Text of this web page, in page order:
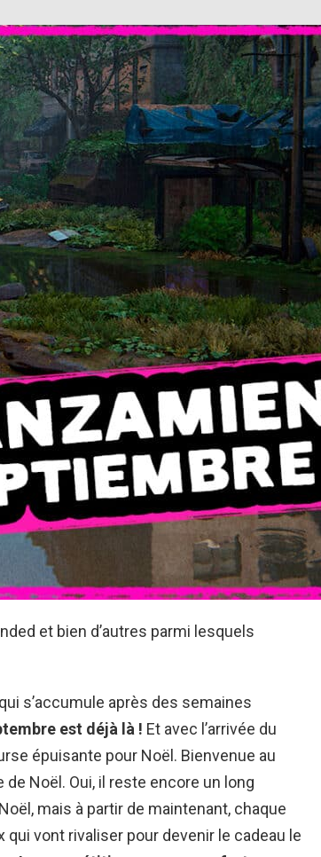
et bien d’autres parmi lesquels
s’accumule après des semaines
est déjà là ! Et avec l’arrivée du
épuisante pour Noël. Bienvenue au
Noël. Oui, il reste encore un long
mais à partir de maintenant, chaque
vont rivaliser pour devenir le cadeau le